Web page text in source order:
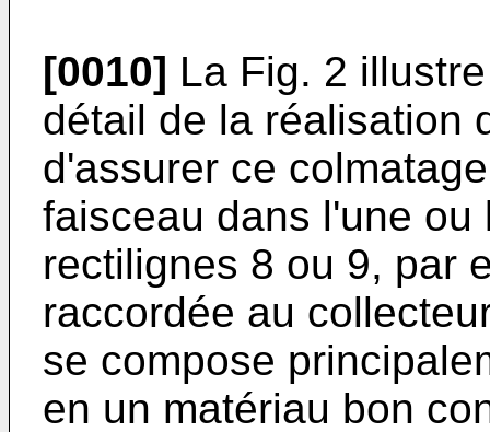
[0010] La Fig. 2
détail de la réalisation
d'assurer ce
faisceau dans l'une
rectilignes 8 ou 9, par
raccordée au
se compose
en un matériau bon